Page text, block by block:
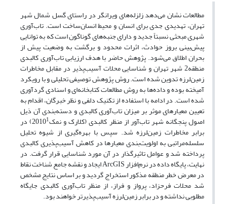
مطالعات نشان می‌دهد زلزله‌های ویرانگر در راستای گسل شمال شهر
تهران، تهدیدی جدی برای انسان و محیط انسان‌ساخت است. تاب‌آوری
شهری مبحثی نسبتاً جدید و دارای جنبه‌های گوناگون است که به توانایی
پیش‌بینی بروز حوادث، اثرات محدود و برگشت به وضعیت پیش از
بحران اطلاق می‌شود. پژوهش حاضر با هدف ارزیابی تاب‌آوری کالبدی
منطقه2 شهر تهران و شناسایی محلات آسیب‌پذیر در مقابل مخاطرات
زمین‌لرزه تدوین شده است. روش پژوهش توصیفی تحلیلی و با رویکرد
آمیخته بوده و داده‌ها به روش مطالعات کتابخانه‌ای و اسنادی گردآوری
شده است. در ادامه با استفاده از تکنیک دلفی و نظر خبرگان، اقدام به
تعیین معیارهای موثر بر میزان تاب‌آوری کالبدی و دسته‌بندی آن ذیل
اصول پنجگانه شهر تاب‌آور از منظر کالبدی (کلارک و نمک20101 ) در
برابر مخاطرات زمین‌لرزه شد. سپس با بهره‌گیری از شیوه تحلیل
سلسله‌مراتبی به اولویت‌بندی معیارها در کاهش آسیب‌پذیری کالبدی
پرداخته شد و عوامل تاثیرگذار در آن مورد شناسایی قرار گرفت. در
نهایت، پایگاه داده در نرم‌افزار ArcGIS ایجاد و نقشه جامع شناخت نقاط
در معرض خطر منطقه مذکور استخراج گردید و بر اساس نتایج مشخص
شد محلات فرحزاد، پرواز و فراز، از منظر تاب‌آوری کالبدی جایگاه
مطلوبی نداشته و در برابر زمین‌لرزه آسیب‌پذیرتر خواهند بود.